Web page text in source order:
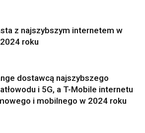
z najszybszym internetem w
roku
dostawcą najszybszego
i 5G, a T-Mobile internetu
i mobilnego w 2024 roku